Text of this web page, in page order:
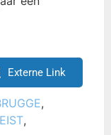
Externe Link
,
,